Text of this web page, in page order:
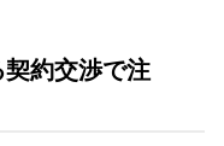
約交渉で注